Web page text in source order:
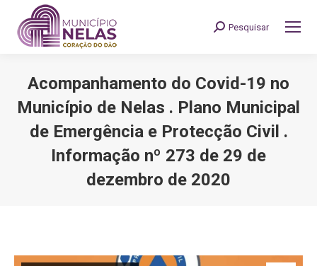
Search:
Pesquisar
Acompanhamento do Covid-19 no
Município de Nelas . Plano Municipal
de Emergência e Protecção Civil .
Informação nº 273 de 29 de
dezembro de 2020